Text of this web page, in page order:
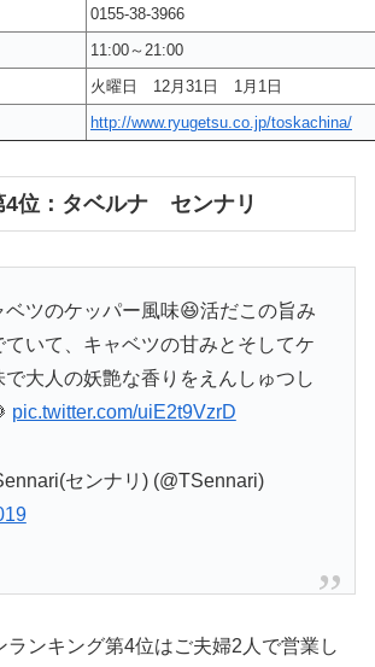
0155-38-3966
11:00～21:00
火曜日 12月31日 1月1日
http://www.ryugetsu.co.jp/toskachina/
4位：タベルナ センナリ
ベツのケッパー風味😆活だこの旨み
ていて、キャベツの甘みとそしてケ
で大人の妖艶な香りをえんしゅつし
pic.twitter.com/uiE2t9VzrD
センナリ) (@TSennari)
ランキング第4位はご夫婦2人で営業し